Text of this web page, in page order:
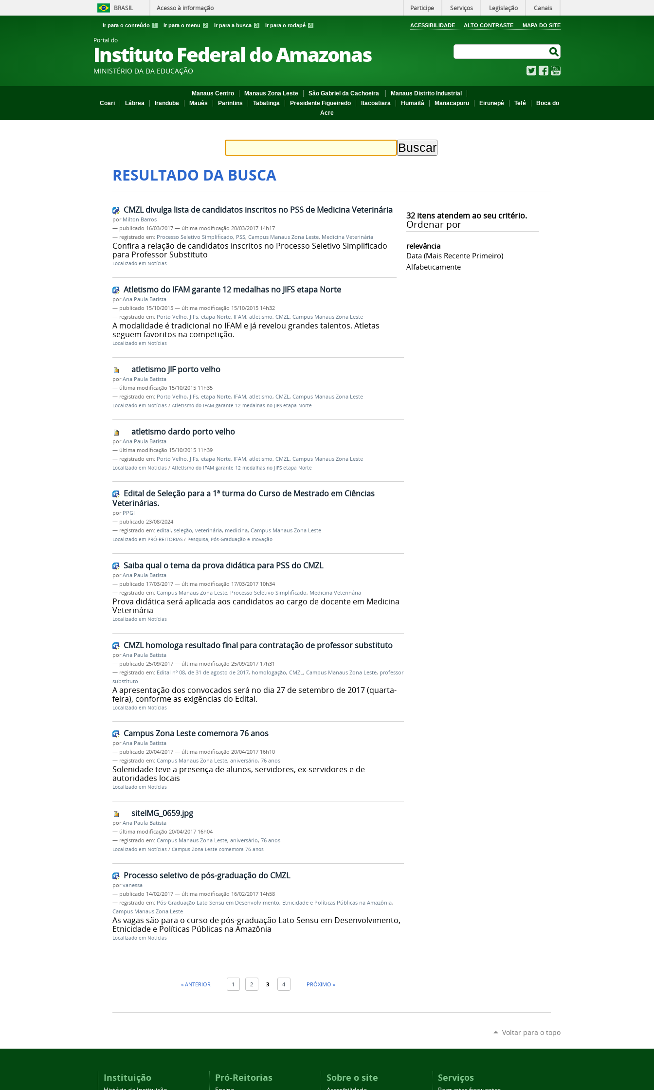
BRASIL Acesso à informação Participe Serviços Legislação Canais
Ir para o conteúdo 1 Ir para o menu 2 Ir para a busca 3 Ir para o rodapé 4 ACESSIBILIDADE ALTO CONTRASTE MAPA DO SITE
Portal do
Instituto Federal do Amazonas
MINISTÉRIO DA DA EDUCAÇÃO TwitterFacebook
Manaus Centro Manaus Zona Leste São Gabriel da Cachoeira
Manaus Distrito Industrial
Coari
Lábrea Iranduba Maués Parintins Tabatinga Presidente Figueiredo Itacoatiara Humaitá Manacapuru Eirunepé Tefé
Boca do
Acre
RESULTADO DA BUSCA
32itens atendem ao seu critério.
Ordenar por
relevância
Data (mais Recente Primeiro)
Alfabeticamente
CMZL divulga lista de candidatos inscritos no PSS de Medicina Veterinária
por Milton Barros
— publicado 16/03/2017 — última modificação 20/03/2017 14h17
— registrado em: Processo Seletivo Simplificado, PSS, Campus Manaus Zona Leste, Medicina Veterinária
Confira a relação de candidatos inscritos no Processo Seletivo Simplificado
para Professor Substituto
Localizado em Notícias
Atletismo do IFAM garante 12 medalhas no JIFS etapa Norte
porAna Paula Batista
— publicado 15/10/2015 — última modificação 15/10/2015 14h32
— registrado em: Porto Velho, JIFs, etapa Norte, IFAM, atletismo, CMZL, Campus Manaus Zona Leste
A modalidade é tradicional no IFAM e já revelou grandes talentos. Atletas
seguem favoritos na competição.
Localizado em Notícias
atletismo JIF porto velho
porAna Paula Batista
— última modificação 15/10/2015 11h35
— registrado em: Porto Velho, JIFs, etapa Norte, IFAM, atletismo, CMZL, Campus Manaus Zona Leste
Localizado em Notícias / Atletismo do IFAM garante 12 medalhas no JIFS etapa Norte
atletismo dardo porto velho
porAna Paula Batista
— última modificação 15/10/2015 11h39
— registrado em: Porto Velho, JIFs, etapa Norte, IFAM, atletismo, CMZL , Campus Manaus Zona Leste
Localizado em Notícias / Atletismo do IFAM garante 12 medalhas no JIFS etapa Norte
Edital de Seleção para a 1ª turma do Curso de Mestrado em Ciências
Veterinárias.
por PPGI
— publicado 23/08/2024
— registrado em: edital, seleção, veterinária, medicina, Campus Manaus Zona Leste
Localizado em PRÓ-REITORIAS / Pesquisa, Pós-Graduação e Inovação
Saiba qual o tema da prova didática para PSS do CMZL
porAna Paula Batista
— publicado 17/03/2017 — última modificação 17/03/2017 10h34
— registrado em: Campus Manaus Zona Leste, Processo Seletivo Simplificado, Medicina Veterinária
Prova didática será aplicada aos candidatos ao cargo de docente em Medicina
Veterinária
Localizado em Notícias
CMZL homologa resultado final para contratação de professor substituto
porAna Paula Batista
— publicado 25/09/2017 — última modificação 25/09/2017 17h31
— registrado em: Edital nº 08, de 31 de agosto de 2017, homologação, CMZL , Campus Manaus Zona Leste, professor
substituto
A apresentação dos convocados será no dia 27 de setembro de 2017 (quarta-
feira), conforme as exigências do Edital.
Localizado em Notícias
Campus Zona Leste comemora 76 anos
porAna Paula Batista
— publicado 20/04/2017 — última modificação 20/04/2017 16h10
— registrado em: Campus Manaus Zona Leste, aniversário, 76 anos
Solenidade teve a presença de alunos, servidores, ex-servidores e de
autoridades locais
Localizado em Notícias
siteIMG_0659.jpg
porAna Paula Batista
— última modificação 20/04/2017 16h04
— registrado em: Campus Manaus Zona Leste, aniversário, 76 anos
Localizado em Notícias / Campus Zona Leste comemora 76 anos
Processo seletivo de pós-graduação do CMZL
porvanessa
— publicado 14/02/2017 — última modificação 16/02/2017 14h58
— registrado em: Pós-Graduação Lato Sensu em Desenvolvimento, Etnicidade e Políticas Públicas na Amazônia,
Campus Manaus Zona Leste
As vagas são para o curso de pós-graduação Lato Sensu em Desenvolvimento,
Etnicidade e Políticas Públicas na Amazônia
Localizado em Notícias
« ANTERIOR 1 2 3 4 PRÓXIMO »
Voltar para o topo
Instituição Pró-Reitorias Sobre o site Serviços